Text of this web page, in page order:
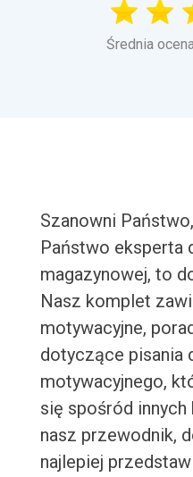
Średnia
Szanowni
Państwo eksperta
magazynowej, to
Nasz komplet
motywacyjne,
dotyczące pisania
motywacyjnego,
się spośród innych
nasz przewodnik,
najlepiej